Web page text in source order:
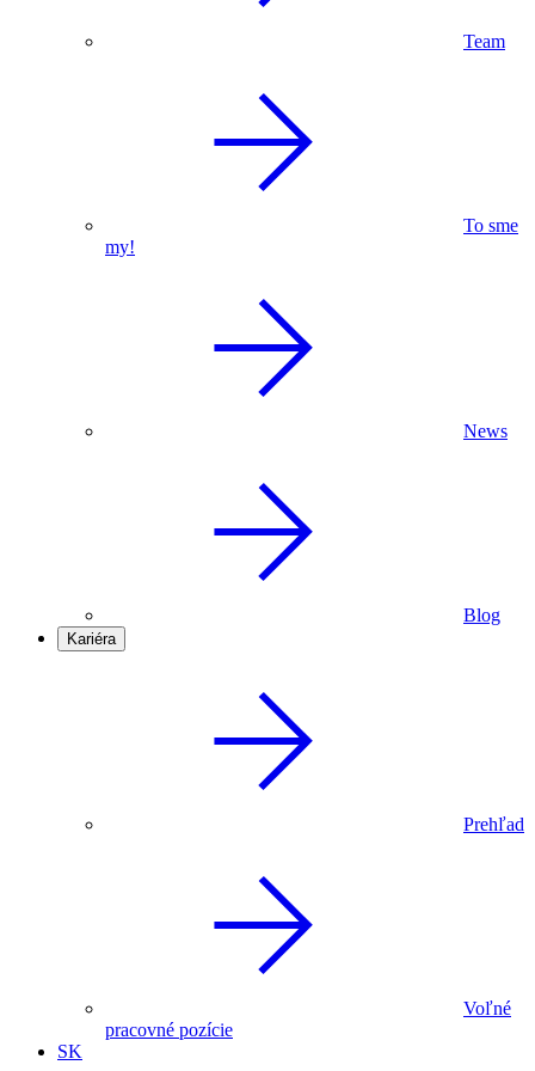
Team
To sme
my!
News
Blog
Kariéra
Prehľad
Voľné
pracovné pozície
SK